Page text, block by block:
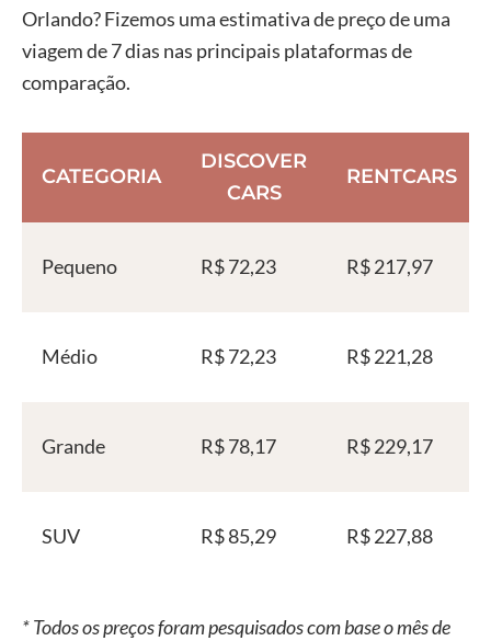
Orlando? Fizemos uma estimativa de preço de uma
viagem de 7 dias nas principais plataformas de
comparação.
CATEGORIA
DISCOVER
CARS
RENTCARS
Pequeno R$ 72,23 R$ 217,97
Médio R$ 72,23 R$ 221,28
Grande R$ 78,17 R$ 229,17
SUV R$ 85,29 R$ 227,88
* Todos os preços foram pesquisados com base o mês de